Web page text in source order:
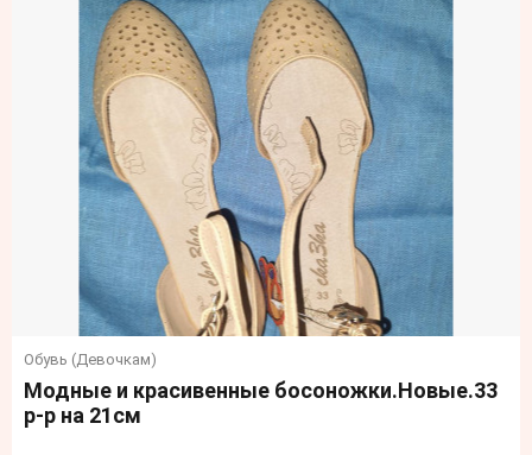
Обувь (Девочкам)
Модные и красивенные босоножки.Новые.33
р-р на 21см